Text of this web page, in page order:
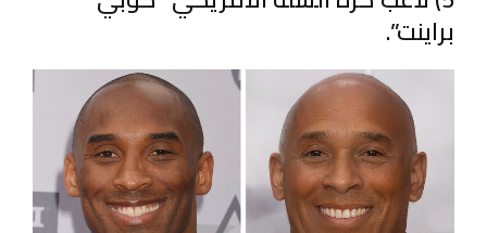
براينت”.